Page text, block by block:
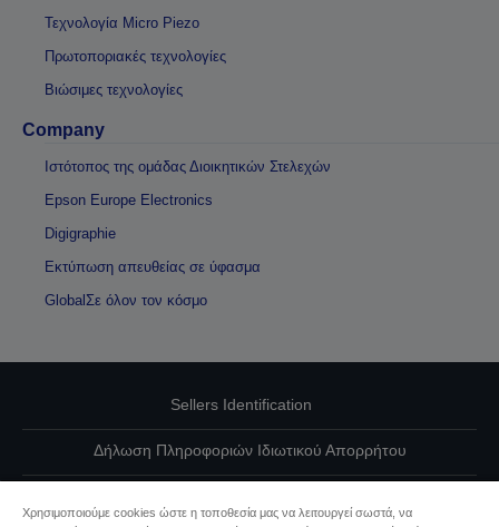
Τεχνολογία Micro Piezo
Πρωτοποριακές τεχνολογίες
Βιώσιμες τεχνολογίες
Company
Ιστότοπος της ομάδας Διοικητικών Στελεχών
Epson Europe Electronics
Digigraphie
Εκτύπωση απευθείας σε ύφασμα
GlobalΣε όλον τον κόσμο
Sellers Identification
Δήλωση Πληροφοριών Ιδιωτικού Απορρήτου
Χρησιμοποιούμε cookies ώστε η τοποθεσία μας να λειτουργεί σωστά, να